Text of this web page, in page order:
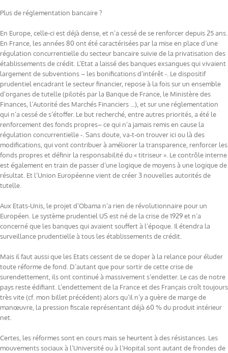
Plus de réglementation bancaire ?
En Europe, celle-ci est déjà dense, et n’a cessé de se renforcer depuis 25 ans.
En France, les années 80 ont été caractérisées par la mise en place d’une
régulation concurrentielle du secteur bancaire suivie de la privatisation des
établissements de crédit. L’Etat a laissé des banques exsangues qui vivaient
largement de subventions – les bonifications d’intérêt -. Le dispositif
prudentiel encadrant le secteur financier, repose à la fois sur un ensemble
d’organes de tutelle (pilotés par la Banque de France, le Ministère des
Finances, l’Autorité des Marchés Financiers …), et sur une réglementation
qui n’a cessé de s’étoffer. Le but recherché, entre autres priorités, a été le
renforcement des fonds propres– ce qui n’a jamais remis en cause la
régulation concurrentielle -. Sans doute, va-t-on trouver ici ou là des
modifications, qui vont contribuer à améliorer la transparence, renforcer les
fonds propres et définir la responsabilité du « titriseur ». Le contrôle interne
est également en train de passer d’une logique de moyens à une logique de
résultat. Et l’Union Européenne vient de créer 3 nouvelles autorités de
tutelle.
Aux Etats-Unis, le projet d’Obama n’a rien de révolutionnaire pour un
Européen. Le système prudentiel US est né de la crise de 1929 et n’a
concerné que les banques qui avaient souffert à l’époque. Il étendra la
surveillance prudentielle à tous les établissements de crédit.
Mais il faut aussi que les Etats cessent de se doper à la relance pour éluder
toute réforme de fond. D’autant que pour sortir de cette crise de
surendettement, ils ont continué à massivement s’endetter. Le cas de notre
pays reste édifiant. L’endettement de la France et des Français croît toujours
très vite (cf. mon billet précédent) alors qu’il n’y a guère de marge de
manœuvre, la pression fiscale représentant déjà 60 % du produit intérieur
net.
Certes, les réformes sont en cours mais se heurtent à des résistances. Les
mouvements sociaux à l’Université ou à l’Hopital sont autant de frondes de